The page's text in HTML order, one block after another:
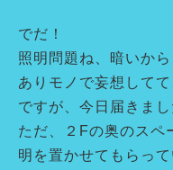
でだ！
照明問題ね、暗いか
ありモノで妄想して
ですが、今日届きまし
ただ、２Fの奥のスペ
明を置かせてもらっ